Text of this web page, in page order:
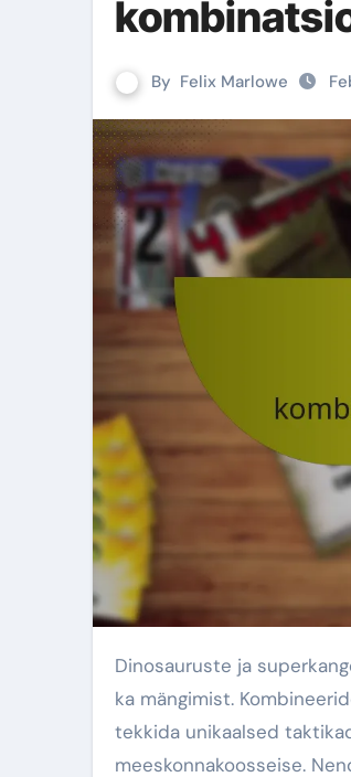
By Felix Marlowe
Dinosauruste ja superkangelaste sünergia loob põneva tugevuste segu, mis rikastab nii jutustamist kui
ka mängimist.
tekkida unikaalsed
meeskonnakoosseise.